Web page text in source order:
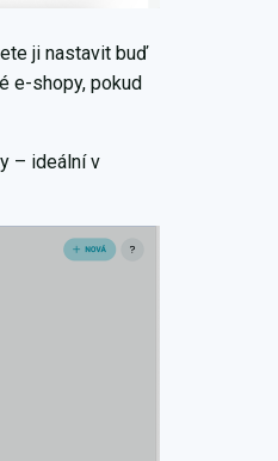
ji nastavit buď
e-shopy, pokud
– ideální v